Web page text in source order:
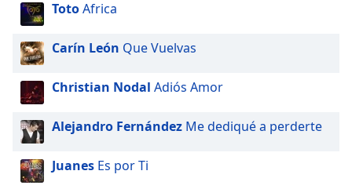
Text
Color
Opacity
Caption
Area
Background
TotoAfrica
Carín León Que Vuelvas
Christian Nodal Adiós Amor
Alejandro Fernández Me dediqué a perderte
Juanes Es por Ti